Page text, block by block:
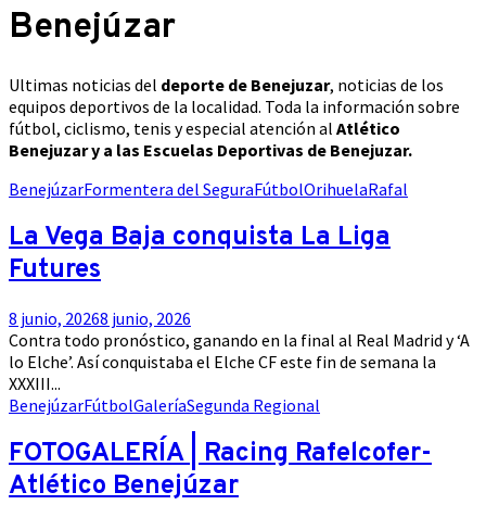
Benejúzar
Ultimas noticias del deporte de Benejuzar, noticias de los
equipos deportivos de la localidad. Toda la información sobre
fútbol, ciclismo, tenis y especial atención al Atlético
Benejuzar y a las Escuelas Deportivas de Benejuzar.
BenejúzarFormentera del SeguraFútbolOrihuelaRafal
La Vega Baja conquista La Liga
Futures
8 junio, 20268 junio, 2026
Contra todo pronóstico, ganando en la final al Real Madrid y ‘A
lo Elche’. Así conquistaba el Elche CF este fin de semana la
XXXIII...
BenejúzarFútbolGaleríaSegunda Regional
FOTOGALERÍA | Racing Rafelcofer-
Atlético Benejúzar